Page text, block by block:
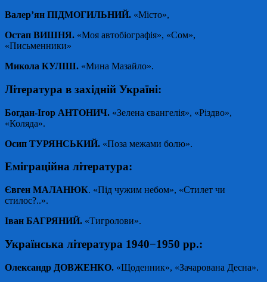
Валер’ян ПІДМОГИЛЬНИЙ. «Місто»,
Остап ВИШНЯ. «Моя автобіографія», «Сом»,
«Письменники»
Микола КУЛІШ. «Мина Мазайло».
Література в західній Україні:
Богдан-Ігор АНТОНИЧ. «Зелена євангелія», «Різдво»,
«Коляда».
Осип ТУРЯНСЬКИЙ. «Поза межами болю».
Еміграційна література:
Євген МАЛАНЮК. «Під чужим небом», «Стилет чи
стилос?..».
Іван БАГРЯНИЙ. «Тигролови».
Українська література 1940−1950 рр.:
Олександр ДОВЖЕНКО. «Щоденник», «Зачарована Десна».